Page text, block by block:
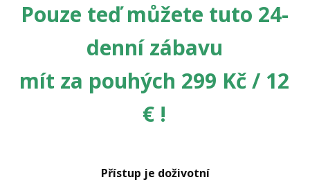
Pouze teď můžete tuto 24-
denní zábavu
mít za pouhých 299 Kč / 12
€ !
Přístup je doživotní